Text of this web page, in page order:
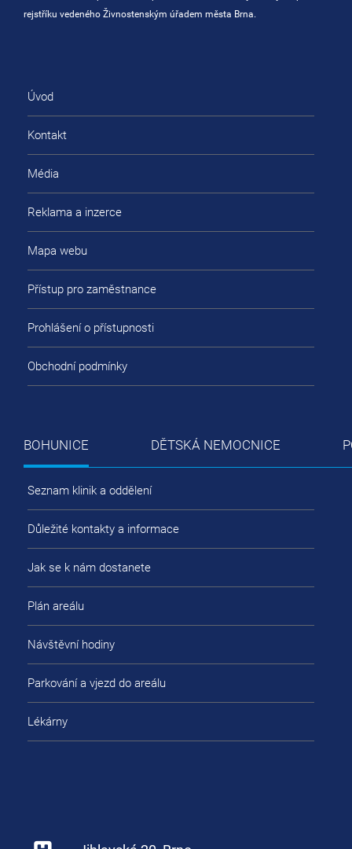
rejstříku vedeného Živnostenským úřadem města Brna.
Úvod
Kontakt
Média
Reklama a inzerce
Mapa webu
Přístup pro zaměstnance
Prohlášení o přístupnosti
Obchodní podmínky
BOHUNICE DĚTSKÁ NEMOCNICE
Seznam klinik a oddělení
Důležité kontakty a informace
Jak se k nám dostanete
Plán areálu
Návštěvní hodiny
Parkování a vjezd do areálu
Lékárny